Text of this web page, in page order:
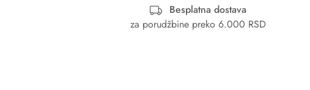
Besplatna dostava
za porudžbine preko 6.000 RSD